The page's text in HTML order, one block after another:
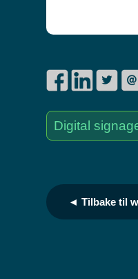
Digital
◄ Tilbake til